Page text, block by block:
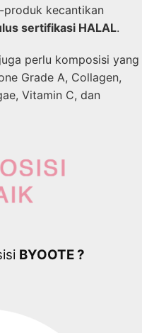
produk kecantikan
sertifikasi HALAL.
perlu komposisi yang
Grade A, Collagen,
Vitamin C, dan
BYOOTE ?​